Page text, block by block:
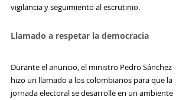
vigilancia y seguimiento al escrutinio.
Llamado a respetar la democracia
Durante el anuncio, el ministro Pedro Sánchez
hizo un llamado a los colombianos para que la
jornada electoral se desarrolle en un ambiente